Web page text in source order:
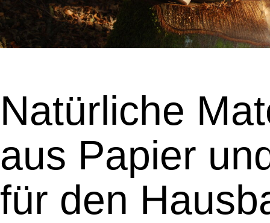
Natürliche
aus Papier
für den